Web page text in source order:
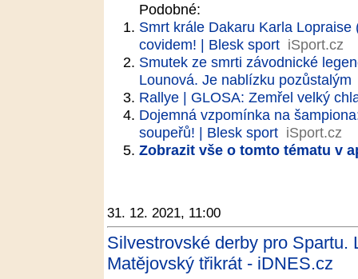
Podobné:
Smrt krále Dakaru Karla
covidem! | Blesk sport iSport.cz
Smutek ze smrti závodnické
Lounová. Je nablízku pozůstalým
Rallye | GLOSA: Zemřel velký
Dojemná vzpomínka na
soupeřů! | Blesk sport iSport.cz
Zobrazit vše o tomto tématu v
31. 12. 2021, 11:00
Silvestrovské derby pro Spartu.
Matějovský třikrát - iDNES.cz